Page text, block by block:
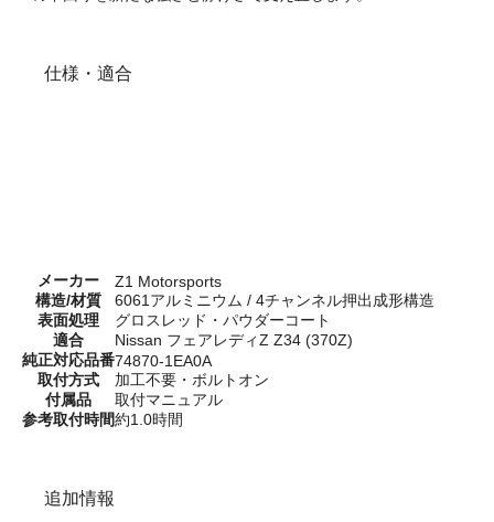
仕様・適合
メーカー
Z1 Motorsports
構造/材質
6061アルミニウム / 4チャンネル押出成形構造
表面処理
グロスレッド・パウダーコート
適合
Nissan フェアレディZ Z34 (370Z)
純正対応品番74870-1EA0A
取付方式
加工不要・ボルトオン
付属品
取付マニュアル
参考取付時間約1.0時間
追加情報